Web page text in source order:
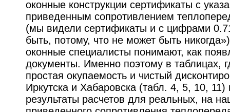
оконные конструкции сертификаты с
приведенным сопротивлением
(мы видели сертификаты и с цифрами
быть, потому, что не может быть
оконные специалисты понимают, как
документы. Именно поэтому в таблицах,
простая окупаемость и чистый
Иркутска и Хабаровска (табл. 4, 5, 10,
результаты расчетов для реальных, на